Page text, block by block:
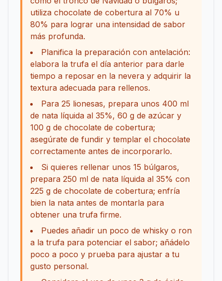
utiliza chocolate de cobertura al 70% u
80% para lograr una intensidad de sabor
más profunda.
Planifica la preparación con antelación:
elabora la trufa el día anterior para darle
tiempo a reposar en la nevera y adquirir la
textura adecuada para rellenos.
Para 25 lionesas, prepara unos 400 ml
de nata líquida al 35%, 60 g de azúcar y
100 g de chocolate de cobertura;
asegúrate de fundir y templar el chocolate
correctamente antes de incorporarlo.
Si quieres rellenar unos 15 búlgaros,
prepara 250 ml de nata líquida al 35% con
225 g de chocolate de cobertura; enfría
bien la nata antes de montarla para
obtener una trufa firme.
Puedes añadir un poco de whisky o ron
a la trufa para potenciar el sabor; añádelo
poco a poco y prueba para ajustar a tu
gusto personal.